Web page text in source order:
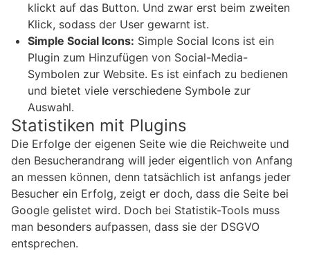
klickt auf das Button. Und zwar erst beim zweiten
Klick, sodass der User gewarnt ist.
Simple Social Icons: Simple Social Icons ist ein
Plugin zum Hinzufügen von Social-Media-
Symbolen zur Website. Es ist einfach zu bedienen
und bietet viele verschiedene Symbole zur
Auswahl.
Statistiken mit Plugins
Die Erfolge der eigenen Seite wie die Reichweite und
den Besucherandrang will jeder eigentlich von Anfang
an messen können, denn tatsächlich ist anfangs jeder
Besucher ein Erfolg, zeigt er doch, dass die Seite bei
Google gelistet wird. Doch bei Statistik-Tools muss
man besonders aufpassen, dass sie der DSGVO
entsprechen.